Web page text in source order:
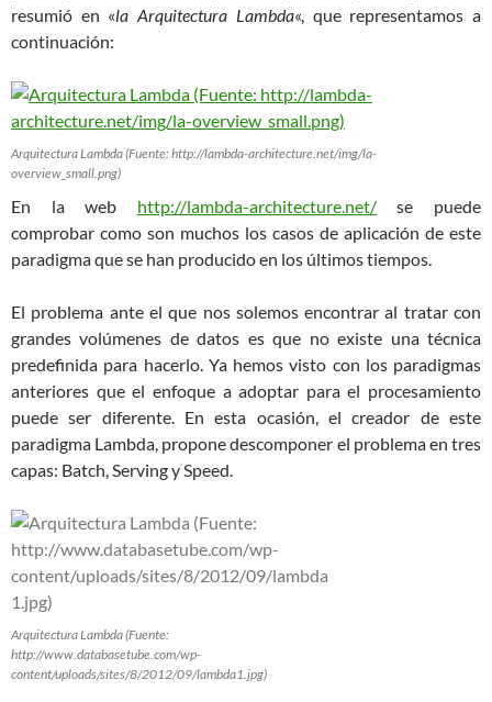
resumió en «la Arquitectura Lambda«, que representamos a
continuación:
Arquitectura Lambda (Fuente: http://lambda-architecture.net/img/la-
overview_small.png)
En la web http://lambda-architecture.net/se puede
comprobar como son muchos los casos de aplicación de este
paradigma que se han producido en los últimos tiempos.
El problema ante el que nos solemos encontrar al tratar con
grandes volúmenes de datos es que no existe una técnica
predefinida para hacerlo. Ya hemos visto con los paradigmas
anteriores que el enfoque a adoptar para el procesamiento
puede ser diferente. En esta ocasión, el creador de este
paradigma Lambda, propone descomponer el problema en tres
capas: Batch, Serving y Speed.
Arquitectura Lambda (Fuente:
http://www.databasetube.com/wp-
content/uploads/sites/8/2012/09/lambda1.jpg)